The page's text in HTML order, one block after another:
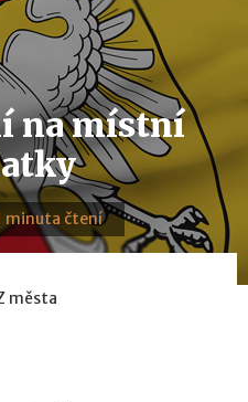
na místní
minuta čtení
města